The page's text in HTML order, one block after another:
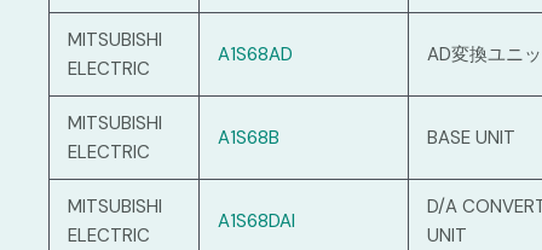
MITSUBISHI
ELECTRIC
A1S68AD AD変換ユニ
MITSUBISHI
ELECTRIC
A1S68B BASE UNIT
MITSUBISHI
ELECTRIC
A1S68DAI
D/A
UNIT